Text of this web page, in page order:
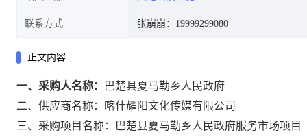
联系方式 张崩崩：19999299080
正文内容
一、采购人名称：
巴楚县夏马勒乡人民政府
二、供应商名称：
喀什耀阳文化传媒有限公司
三、采购项目名称：
巴楚县夏马勒乡人民政府服务市场项目